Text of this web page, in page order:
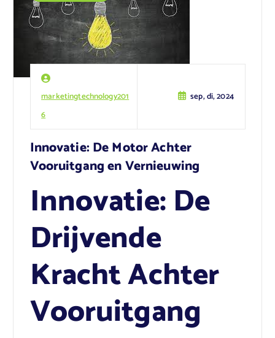
marketingtechnology201
6
sep, di, 2024
Innovatie: De Motor Achter
Vooruitgang en Vernieuwing
Innovatie: De
Drijvende
Kracht Achter
Vooruitgang